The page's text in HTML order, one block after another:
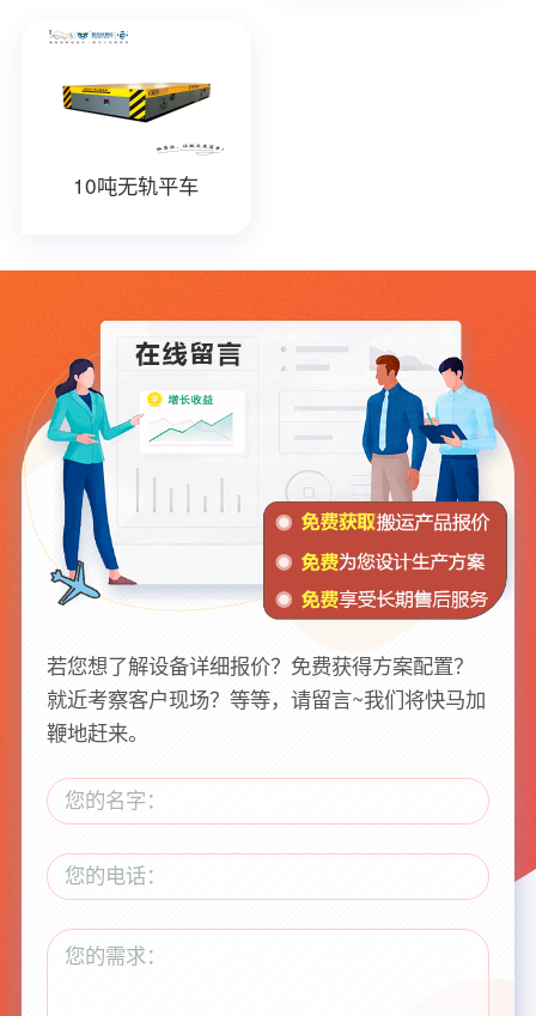
10吨无轨平车
若您想了解设备详细报价？免费获得方案配置？
就近考察客户现场？等等，请留言~我们将快马加
鞭地赶来。